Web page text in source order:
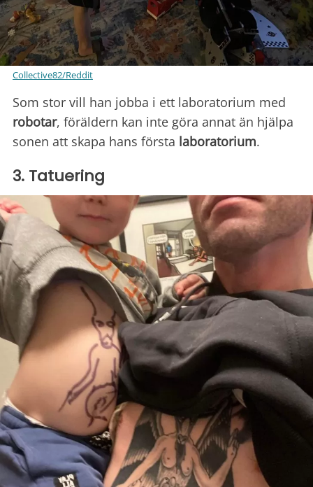
Collective82/Reddit
Som stor vill han jobba i ett laboratorium med
robotar, föräldern kan inte göra annat än hjälpa
sonen att skapa hans första laboratorium.
3. Tatuering